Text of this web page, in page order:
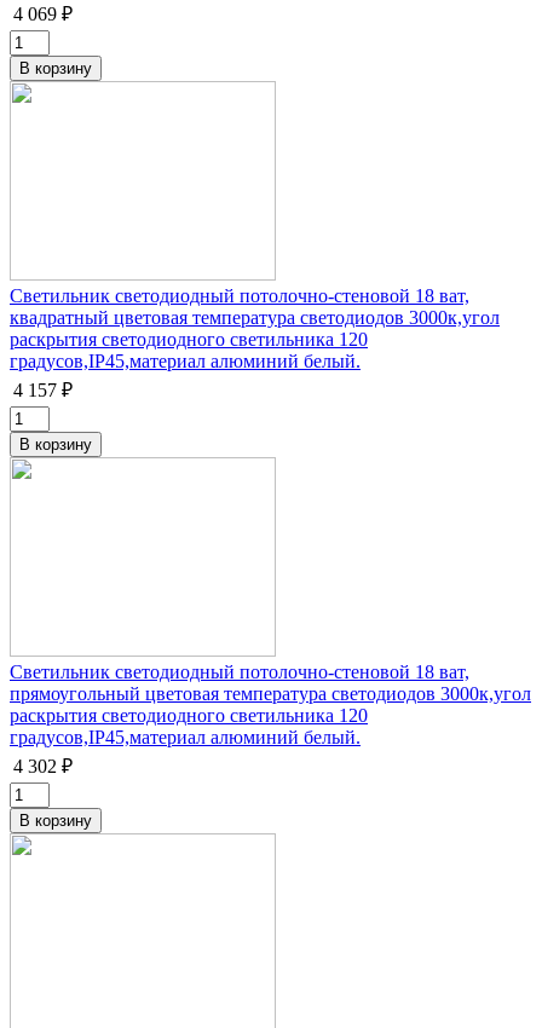
4 069 ₽
Светильник светодиодный потолочно-стеновой 18 ват,
квадратный цветовая температура светодиодов 3000к,угол
раскрытия светодиодного светильника 120
градусов,IP45,материал алюминий белый.
4 157 ₽
Светильник светодиодный потолочно-стеновой 18 ват,
прямоугольный цветовая температура светодиодов 3000к,угол
раскрытия светодиодного светильника 120
градусов,IP45,материал алюминий белый.
4 302 ₽